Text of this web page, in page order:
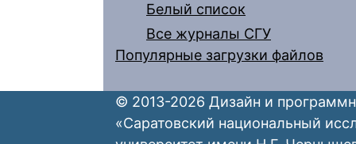
Белый список
Все журналы СГУ
Популярные загрузки файлов
© 2013-2026 Дизайн и
«Саратовский национальный